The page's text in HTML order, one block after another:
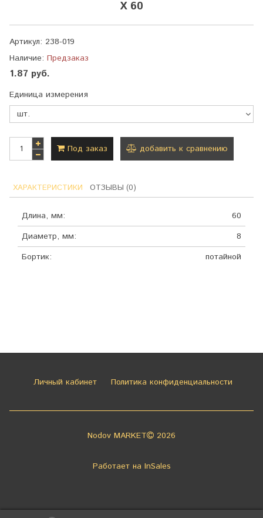
Х 60
Артикул: 238-019
Наличие: Предзаказ
1.87 руб.
Единица измерения
Под заказ добавить к сравнению
ХАРАКТЕРИСТИКИ ОТЗЫВЫ (0)
Длина, мм:
60
Диаметр, мм:
8
Бортик:
потайной
Личный кабинет Политика конфиденциальности
Nodov MARKET 2026
Работает на InSales